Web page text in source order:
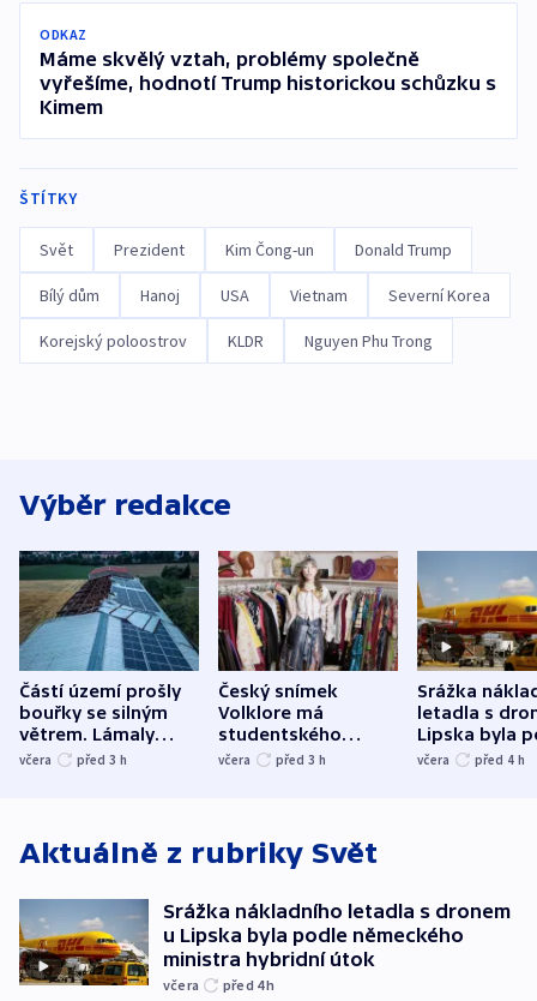
ODKAZ
Máme skvělý vztah, problémy společně
vyřešíme, hodnotí Trump historickou schůzku s
Kimem
ŠTÍTKY
Svět Prezident Kim Čong-un Donald Trump
Bílý dům Hanoj USA Vietnam Severní Korea
Korejský poloostrov KLDR Nguyen Phu Trong
Výběr redakce
Částí území prošly
bouřky se silným
větrem. Lámaly
stromy a poničily
včera před 3 h
Český snímek
Volklore má
studentského
Oscara, zabojuje o
včera před 3 h
Srážka
letadla s
Lipska byla
německého
včera před 4 h
Aktuálně z rubriky Svět
Srážka nákladního letadla s dronem
u Lipska byla podle německého
ministra hybridní útok
včera před 4h